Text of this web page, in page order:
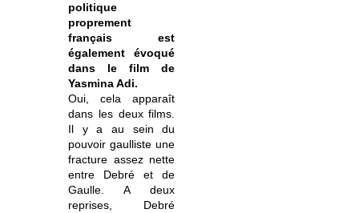
politique
proprement
français est
également évoqué
dans le film de
Yasmina Adi.
Oui, cela apparaît
dans les deux films.
Il y a au sein du
pouvoir gaulliste une
fracture assez nette
entre Debré et de
Gaulle. A deux
reprises, Debré